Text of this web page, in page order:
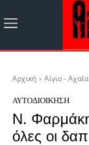
Αρχική Αίγιο - Αχαΐα
ΑΥΤΟΔΙΟΊΚΗΣΗ
Ν.
όλες οι